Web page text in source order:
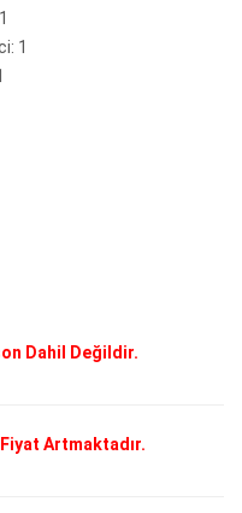
1
Dahil Değildir.
Artmaktadır.